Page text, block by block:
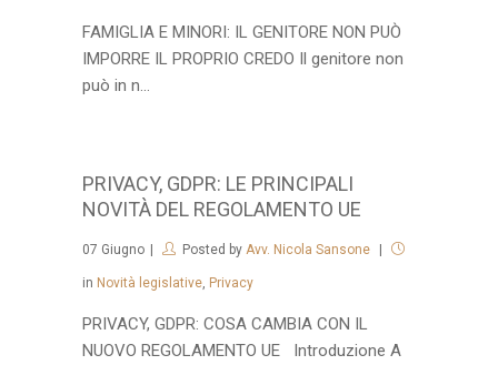
FAMIGLIA E MINORI: IL GENITORE NON PUÒ
IMPORRE IL PROPRIO CREDO Il genitore non
può in n...
PRIVACY, GDPR: LE PRINCIPALI
NOVITÀ DEL REGOLAMENTO UE
07 Giugno Posted by Avv. Nicola Sansone
in Novità legislative Privacy
PRIVACY, GDPR: COSA CAMBIA CON IL
NUOVO REGOLAMENTO UE Introduzione A